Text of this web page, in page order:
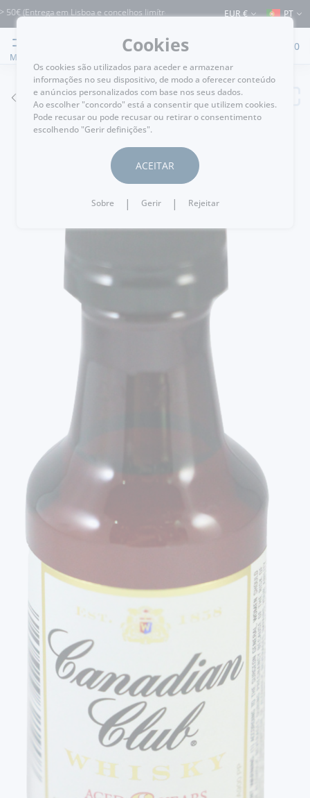
em Lisboa e concelhos limítrofes) ⚠️ Envios para Portugal e para o
EUR € PT
MENU
0
VOLTAR
Cookies
Os cookies são utilizados para aceder e armazenar
informações no seu dispositivo, de modo a oferecer conteúdo
e anúncios personalizados com base nos seus dados.
Ao escolher "concordo" está a consentir que utilizem cookies.
Pode recusar ou pode recusar ou retirar o consentimento
escolhendo "Gerir definições".
ACEITAR
Sobre | Gerir | Rejeitar